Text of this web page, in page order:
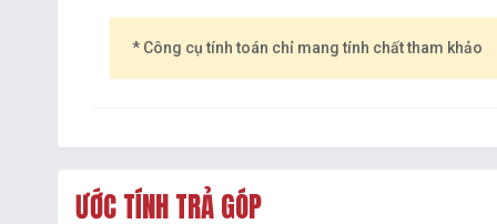
* Công cụ tính toán chỉ mang tính chất tham khảo
ƯỚC TÍNH TRẢ GÓP